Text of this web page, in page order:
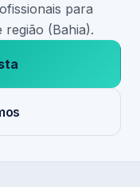
para
(Bahia).